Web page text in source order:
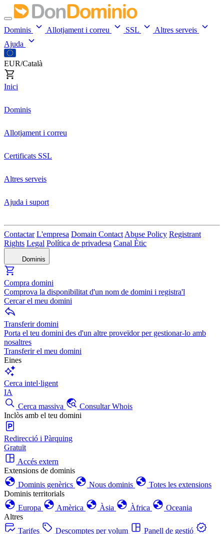
Dominis Allotjament i correu SSL
Altres serveis
Ajuda
EUR/Català
Inici
Dominis
Allotjament i correu
Certificats SSL
Altres serveis
Ajuda i suport
Contactar L'empresa Domain Contact Abuse Policy Registrant
Rights Legal Política de privadesa Canal Ètic
Dominis
Compra domini
Comprova la disponibilitat d'un nom de domini i registra'l
Cercar el meu domini
Transferir domini
Porta el teu domini des d'un altre proveïdor per gestionar-lo amb
nosaltres
Transferir el meu domini
Eines
Cerca intel·ligent
IA
Cerca massiva
Consultar Whois
Inclòs amb el teu domini
Redirecció i Pàrquing
Gratuït
Accés extern
Extensions de dominis
Dominis genèrics
Nous dominis
Totes les extensions
Dominis territorials
Europa
Amèrica Àsia Àfrica
Oceania
Altres
Tarifes
Descomptes per volum
Panell de gestió